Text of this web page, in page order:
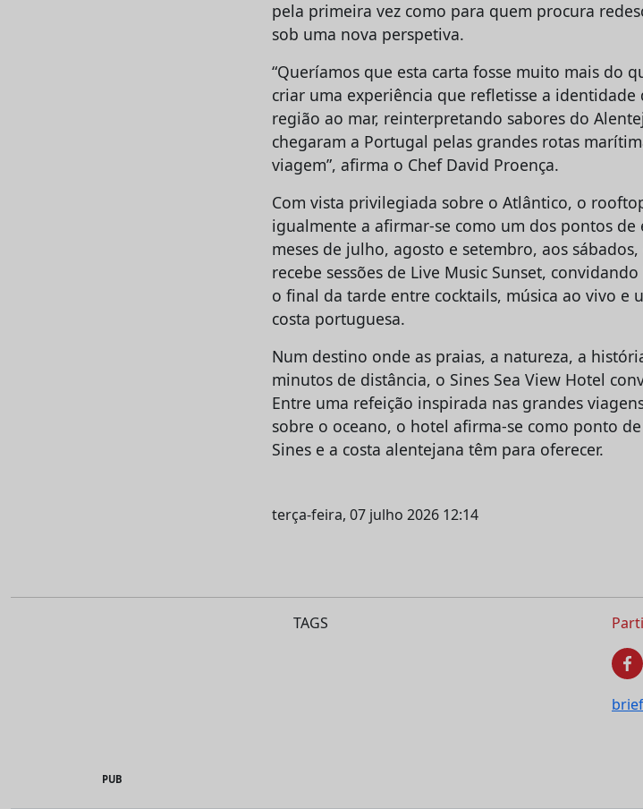
pela primeira vez como para quem procura
sob uma nova perspetiva.
“Queríamos que esta carta fosse muito mais do
criar uma experiência que refletisse a identidade
região ao mar, reinterpretando sabores do
chegaram a Portugal pelas grandes rotas
viagem”, afirma o Chef David Proença.
Com vista privilegiada sobre o Atlântico, o
igualmente a afirmar-se como um dos pontos
meses de julho, agosto e setembro, aos
recebe sessões de Live Music Sunset,
o final da tarde entre cocktails, música ao vivo e
costa portuguesa.
Num destino onde as praias, a natureza, a
minutos de distância, o Sines Sea View Hotel
Entre uma refeição inspirada nas grandes
sobre o oceano, o hotel afirma-se como ponto
Sines e a costa alentejana têm para oferecer.
terça-feira, 07 julho 2026 12:14
TAGS
PUB